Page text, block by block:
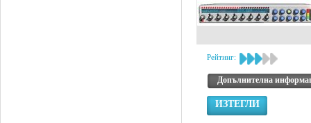
Рейтинг:
Допълнителна
ИЗТЕГЛИ